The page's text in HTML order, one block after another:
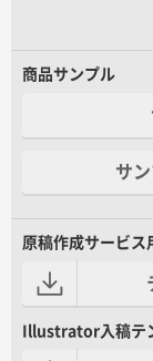
商品サンプル
サ
原稿作成サービス
Illustrator入稿テ